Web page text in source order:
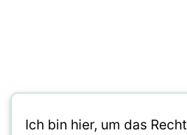
Ich bin hier, um das